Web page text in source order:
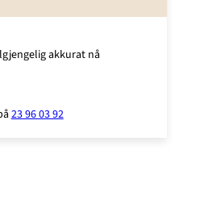
akkurat nå
23 96 03 92